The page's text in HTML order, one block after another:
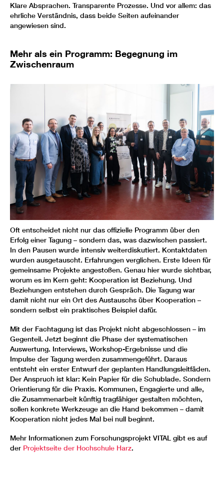
Klare Absprachen. Transparente Prozesse. Und vor allem: das
ehrliche Verständnis, dass beide Seiten aufeinander
angewiesen sind.
Mehr als ein Programm: Begegnung im
Zwischenraum
Oft entscheidet nicht nur das offizielle Programm über den
Erfolg einer Tagung – sondern das, was dazwischen passiert.
In den Pausen wurde intensiv weiterdiskutiert. Kontaktdaten
wurden ausgetauscht. Erfahrungen verglichen. Erste Ideen für
gemeinsame Projekte angestoßen. Genau hier wurde sichtbar,
worum es im Kern geht: Kooperation ist Beziehung. Und
Beziehungen entstehen durch Gespräch. Die Tagung war
damit nicht nur ein Ort des Austauschs über Kooperation –
sondern selbst ein praktisches Beispiel dafür.
Mit der Fachtagung ist das Projekt nicht abgeschlossen – im
Gegenteil. Jetzt beginnt die Phase der systematischen
Auswertung. Interviews, Workshop-Ergebnisse und die
Impulse der Tagung werden zusammengeführt. Daraus
entsteht ein erster Entwurf der geplanten Handlungsleitfäden.
Der Anspruch ist klar: Kein Papier für die Schublade. Sondern
Orientierung für die Praxis. Kommunen, Engagierte und alle,
die Zusammenarbeit künftig tragfähiger gestalten möchten,
sollen konkrete Werkzeuge an die Hand bekommen – damit
Kooperation nicht jedes Mal bei null beginnt.
Mehr Informationen zum Forschungsprojekt VITAL gibt es auf
der Projektseite der Hochschule Harz.